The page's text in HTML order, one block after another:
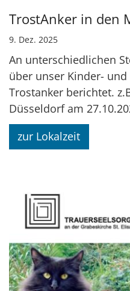
TrostAnker in den
9. Dez. 2025
An unterschiedlichen
über unser Kinder-
Trostanker berichtet.
Düsseldorf am
zur Lokalzeit